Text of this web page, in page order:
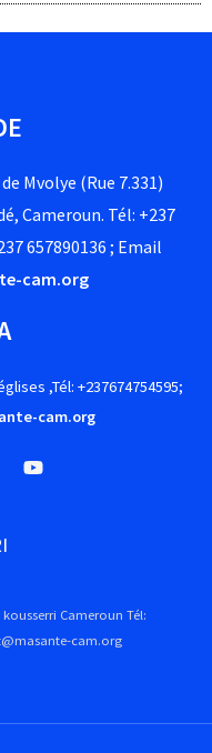
Mvolye (Rue 7.331)
Cameroun. Tél: +237
657890136 ; Email
cam.org
,Tél: +237674754595;
cam.org
Cameroun Tél:
cam.org